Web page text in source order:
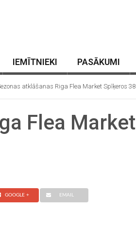
IEMĪTNIEKI PASĀKUMI
atklāšanas Riga Flea Market Spīķeros 38
Flea Market
GOOGLE + EMAIL